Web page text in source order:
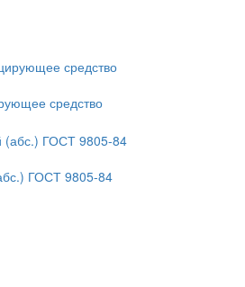
средство
ГОСТ 9805-84